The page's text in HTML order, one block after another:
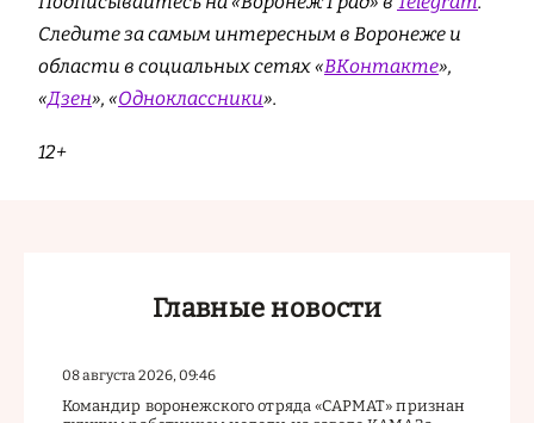
Cледите за самым интересным в Воронеже и
области в социальных сетях «ВКонтакте»,
«Дзен», «Одноклассники».
12+
Главные новости
08 августа 2026, 09:46
Командир воронежского отряда «САРМАТ» признан